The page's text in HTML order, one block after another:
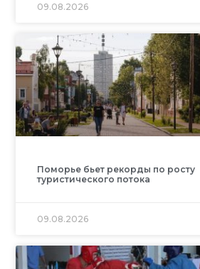
09.08.2026
Поморье бьет рекорды по росту
туристического потока
09.08.2026